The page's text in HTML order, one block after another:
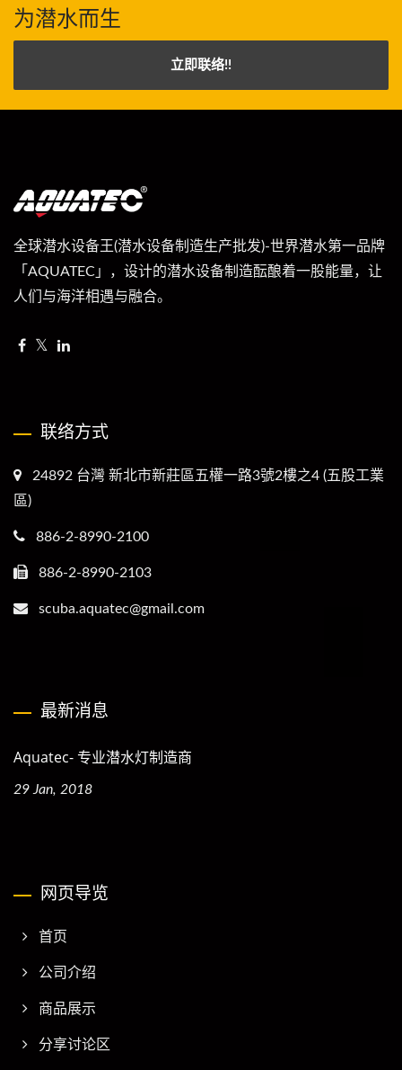
为潜水而生
立即联络!!
全球潜水设备王(潜水设备制造生产批发)-世界潜水第一品牌
「AQUATEC」，设计的潜水设备制造酝酿着一股能量，让
人们与海洋相遇与融合。
联络方式
24892 台灣 新北市新莊區五權一路3號2樓之4 (五股工業
區)
886-2-8990-2100
886-2-8990-2103
scuba.aquatec@gmail.com
最新消息
Aquatec- 专业潜水灯制造商
29 Jan, 2018
网页导览
首页
公司介绍
商品展示
分享讨论区